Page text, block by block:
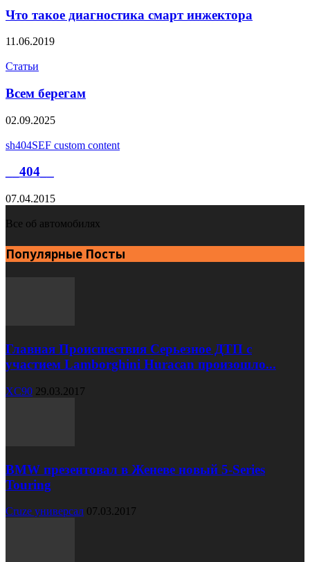
Что такое диагностика смарт инжектора
11.06.2019
Статьи
Всем берегам
02.09.2025
sh404SEF custom content
__404__
07.04.2015
Все об автомобилях
Популярные Посты
Главная Происшествия Серьезное ДТП с
участием Lamborghini Huracan произошло...
XC90 29.03.2017
BMW презентовал в Женеве новый 5-Series
Touring
Cruze универсал 07.03.2017